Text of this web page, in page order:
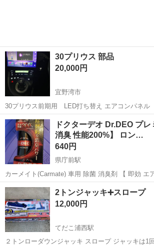
30プリウス 部品
20,000円
宜野湾市
30プリウス前期用 LED打ち替え エアコンパネル
ル 白LED ステアリングスイッチ 白LED エンジンプッシュ 白LED 30
後期純正ダッシュボード カップホルダー ひび
沖縄 宜野湾市 その他
ドクターデオ Dr.DEO プ
消臭 性能200%】 ロン…
640円
県庁前駅
カーメイト(Carmate) 車用 除菌 消臭剤 【 即効 エ
ドクターデオ Dr.DEO プレミアム 無香料 【 消臭
ノズル 消臭スプレー 90ml
沖縄 那覇市 メンテナンス用品
2トンジャッキ➕スロープ
12,000円
てだこ浦西駅
２トンローダウンジャッキ スロープ ジャッキは1回の作業のみ使用し